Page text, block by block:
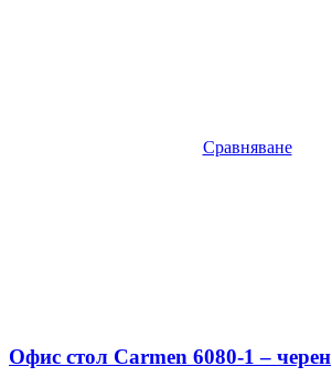
Сравняване
Офис стол Carmen 6080-1 – черен